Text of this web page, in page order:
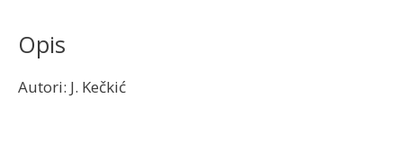
Opis
Autori: J. Kečkić